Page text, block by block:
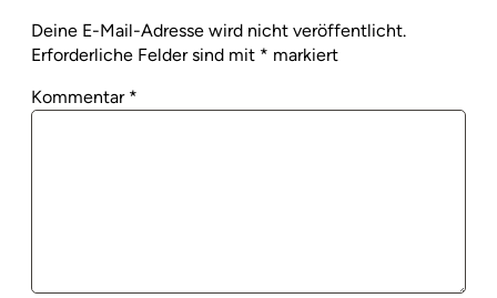
Deine E-Mail-Adresse wird nicht veröffentlicht.
Erforderliche Felder sind mit * markiert
Kommentar *